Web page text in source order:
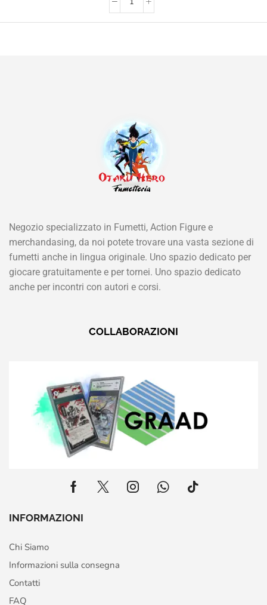
Negozio specializzato in Fumetti, Action Figure e
merchandasing, da noi potete trovare una vasta sezione di
fumetti anche in lingua originale. Uno spazio dedicato per
giocare gratuitamente e per tornei. Uno spazio dedicato
anche per incontri con autori e corsi.
COLLABORAZIONI
INFORMAZIONI
Chi Siamo
Informazioni sulla consegna
Contatti
FAQ